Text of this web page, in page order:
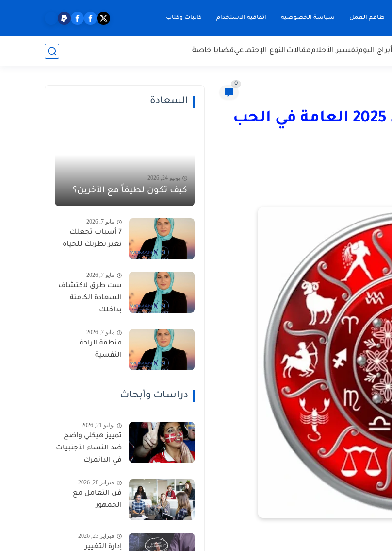
طاقم العمل سياسة الخصوصية اتفاقية الاستخدام كاتبات وكتاب
أبراج اليومتفسير الأحلاممقالاتالنوع الإجتماعيقضايا خاصة
0
أبراج اليوم الأحد، 31 أغسطس 2025 العامة في الحب
السعادة
يونيو 24, 2026
كيف تكون لطيفاً مع الآخرين؟
مايو 7, 2026
7 أسباب تجعلك
تغير نظرتك للحياة
مايو 7, 2026
ست طرق لاكتشاف
السعادة الكامنة
بداخلك
مايو 7, 2026
منطقة الراحة
النفسية
دراسات وأبحاث
يوليو 21, 2026
تمييز هيكلي واضح
ضد النساء الأجنبيات
في الدانمرك
فبراير 28, 2026
فن التعامل مع
الجمهور
فبراير 23, 2026
إدارة التغيير